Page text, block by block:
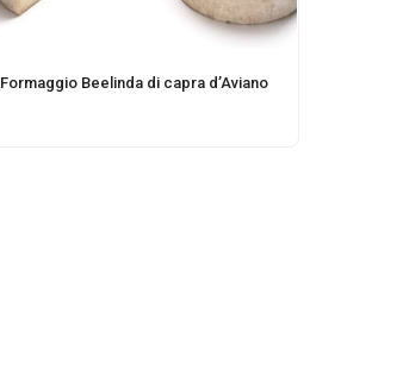
Formaggio Beelinda di capra d’Aviano